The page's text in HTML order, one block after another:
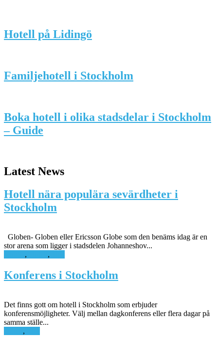
Hotell på Lidingö
Familjehotell i Stockholm
Boka hotell i olika stadsdelar i Stockholm
– Guide
Latest News
Hotell nära populära sevärdheter i
Stockholm
Globen- Globen eller Ericsson Globe som den benäms idag är en
stor arena som ligger i stadsdelen Johanneshov...
, ,
Konferens i Stockholm
Det finns gott om hotell i Stockholm som erbjuder
konferensmöjligheter. Välj mellan dagkonferens eller flera dagar på
samma ställe...
,